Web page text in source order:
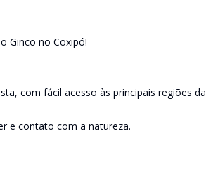
Ginco no Coxipó!
com fácil acesso às principais regiões da
e contato com a natureza.